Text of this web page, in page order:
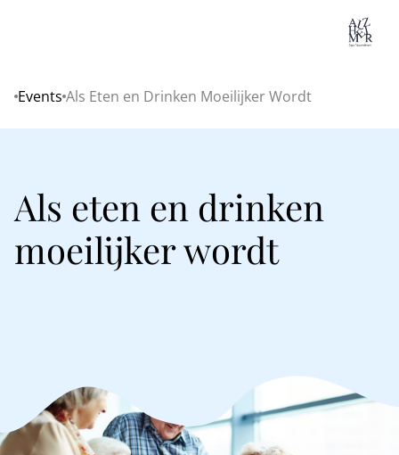
Home
Events Als Eten en Drinken Moeilijker Wordt
Als eten en drinken
moeilijker wordt